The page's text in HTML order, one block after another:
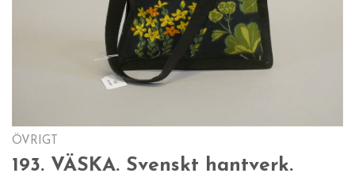
ÖVRIGT
193. VÄSKA. Svenskt hantverk.